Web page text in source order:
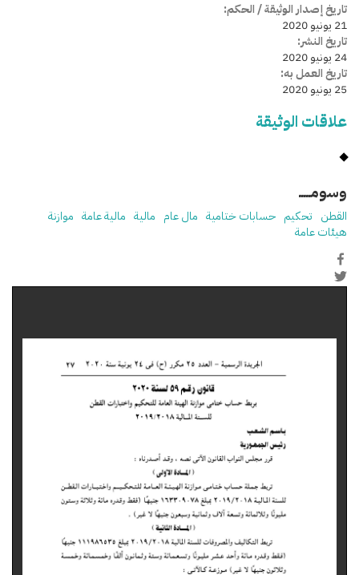
تاريخ إصدار الوثيقة / الحكم:
21 يونيو 2020
تاريخ النشر:
24 يونيو 2020
تاريخ العمل به:
25 يونيو 2020
علاقات الوثيقة
وسومـــــ
القطن تحكيم حسابات ختامية مال عام مالية مالية عامة موازنة
هيئات عامة